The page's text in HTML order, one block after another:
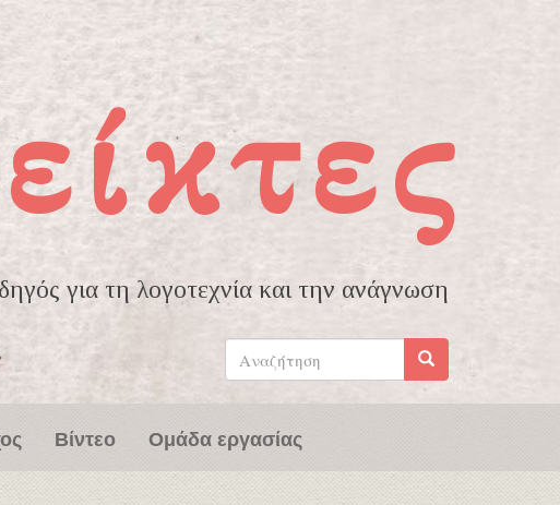
για τη λογοτεχνία και την ανάγνωση
Φόρμα
αναζήτησης
Αναζήτηση
Βίντεο Ομάδα εργασίας